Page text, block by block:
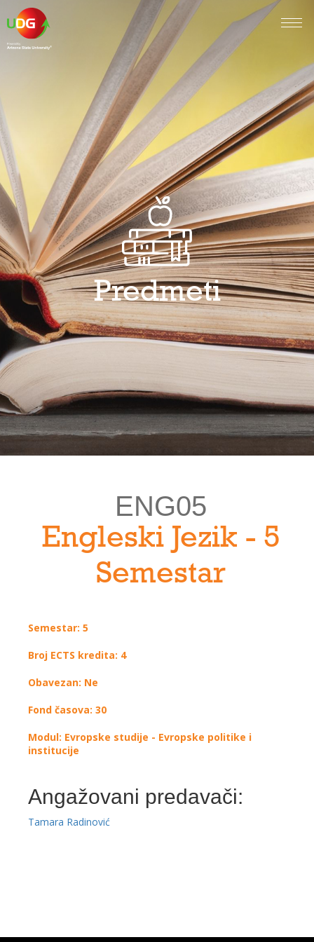
Predmeti
ENG05
Engleski Jezik - 5
Semestar
Semestar: 5
Broj ECTS kredita: 4
Obavezan: Ne
Fond časova: 30
Modul: Evropske studije - Evropske politike i
institucije
Angažovani predavači:
Tamara Radinović